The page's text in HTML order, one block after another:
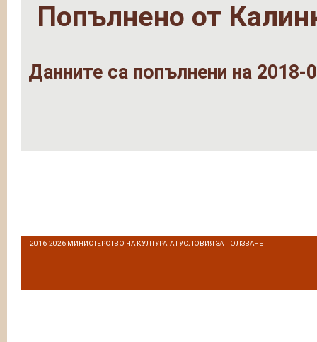
Попълнено от
Данните са попълнени на 2018-
2016-2026 МИНИСТЕРСТВО НА КУЛТУРАТА | УСЛОВИЯ ЗА ПОЛЗВАНЕ